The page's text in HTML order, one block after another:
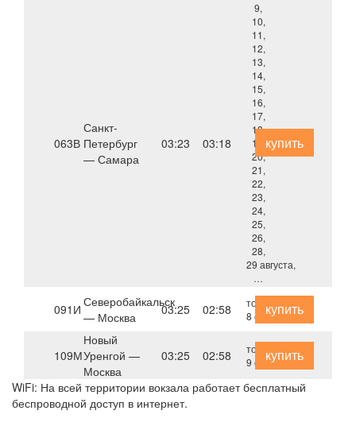
063В
Санкт-
Петербург
— Самара
03:23 03:18
9,
10,
11,
12,
13,
14,
15,
16,
17,
18,
19,
20,
21,
22,
23,
24,
25,
26,
28,
29 августа,
…
купить
091И Северобайкальск
— Москва
03:25 02:58
только
8 сентября
купить
109М
Новый
Уренгой —
Москва
03:25 02:58
только
9 октября
купить
WiFi: На всей территории вокзала работает бесплатный
беспроводной доступ в интернет.